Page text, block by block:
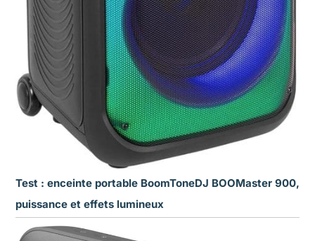
Test : enceinte portable BoomToneDJ BOOMaster 900,
puissance et effets lumineux